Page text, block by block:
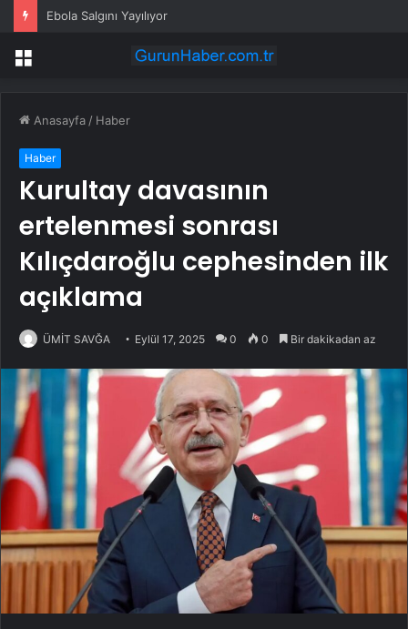
Ebola Salgını Yayılıyor
Menü
Anasayfa / Haber
Haber
Kurultay davasının
ertelenmesi sonrası
Kılıçdaroğlu cephesinden ilk
açıklama
ÜMİT SAVĞA Eylül 17, 2025 0 0 Bir dakikadan az